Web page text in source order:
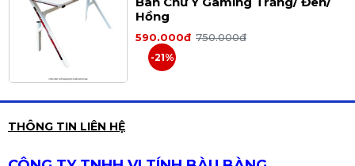
Hồng
590.000đ 750.000đ
-21%
1.390.000đ 1.700.000đ
THÔNG TIN LIÊN HỆ